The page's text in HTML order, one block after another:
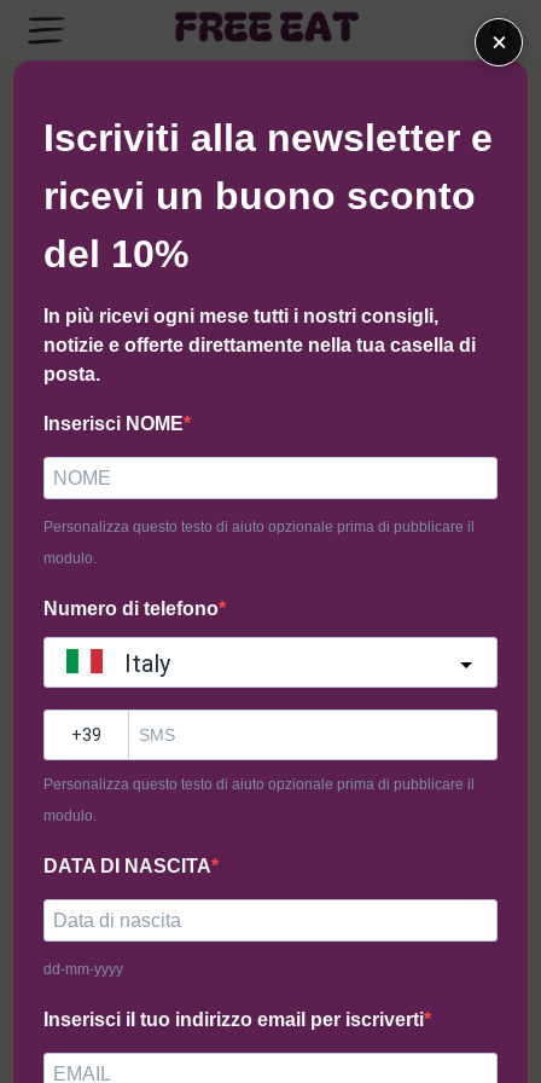
×
Iscriviti alla newsletter e
ricevi un buono sconto
del 10%
In più ricevi ogni mese tutti i nostri consigli,
notizie e offerte direttamente nella tua casella di
posta.
Inserisci NOME
Personalizza questo testo di aiuto opzionale prima di pubblicare il
modulo.
Numero di telefono
Italy
Personalizza questo testo di aiuto opzionale prima di pubblicare il
modulo.
DATA DI NASCITA
dd-mm-yyyy
Inserisci il tuo indirizzo email per iscriverti
Catanesi (500g)
Ingredienti: carne di vitello, panatura senza glutine,
PROVOLONE, pancetta arrotolata. (Allergeni: 7)
14,00€